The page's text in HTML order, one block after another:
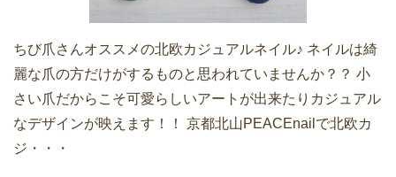
ちび爪さんオススメの北欧カジュアルネイル♪ ネイルは綺
麗な爪の方だけがするものと思われていませんか？？ 小
さい爪だからこそ可愛らしいアートが出来たりカジュアル
なデザインが映えます！！ 京都北山PEACEnailで北欧カ
ジ・・・